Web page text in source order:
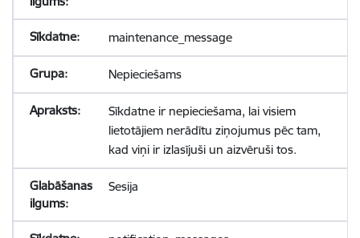
maintenance_message
Nepieciešams
Sīkdatne ir nepieciešama, lai visiem
lietotājiem nerādītu ziņojumus pēc tam,
kad viņi ir izlasījuši un aizvēruši tos.
Sesija